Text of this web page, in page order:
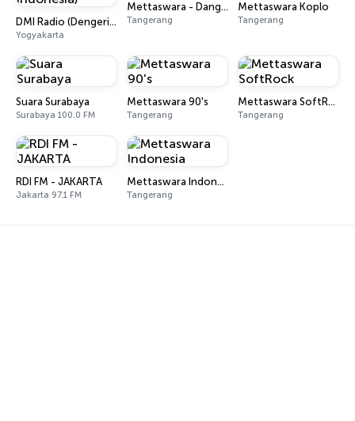
DMI Radio (Dengerin Musik Indonesia)
Yogyakarta
Mettaswara - Dangdut
Tangerang
Mettaswara Koplo
Tangerang
Suara Surabaya
Surabaya 100.0 FM
Mettaswara 90's
Tangerang
Mettaswara SoftRock
Tangerang
RDI FM - JAKARTA
Jakarta 97.1 FM
Mettaswara Indonesia
Tangerang